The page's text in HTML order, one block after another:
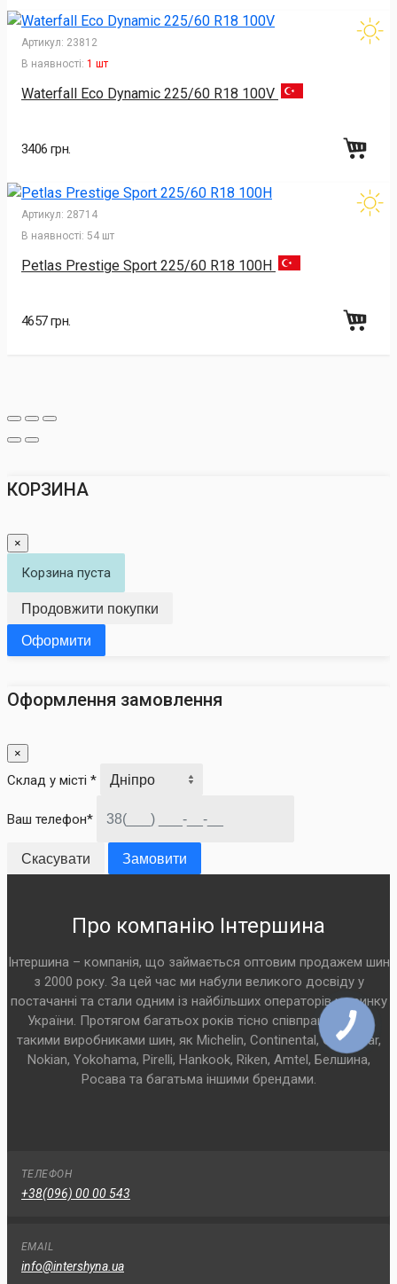
Артикул: 23812
В наявності: 1 шт
Waterfall Eco Dynamic 225/60 R18 100V
3406 грн.
Артикул: 28714
В наявності: 54 шт
Petlas Prestige Sport 225/60 R18 100H
4657 грн.
КОРЗИНА
×
Корзина пуста
Продовжити покупки
Оформити
Оформлення замовлення
×
Склад у місті *
Ваш телефон*
Скасувати Замовити
Про компанію Інтершина
Інтершина – компанія, що займається оптовим продажем шин
з 2000 року. За цей час ми набули великого досвіду у
постачанні та стали одним із найбільших операторів на ринку
України. Протягом багатьох років тісно співпрацюємо з
такими виробниками шин, як Michelin, Continental, Goodyear,
Nokian, Yokohama, Pirelli, Hankook, Riken, Amtel, Белшина,
Росава та багатьма іншими брендами.
ТЕЛЕФОН
+38(096) 00 00 543
EMAIL
info@intershyna.ua